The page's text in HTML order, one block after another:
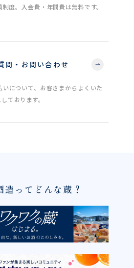
度。入会費・年間費は無料です。
問・お問い合わせ
について、お客さまからよくいた
ております。
造ってどんな蔵？